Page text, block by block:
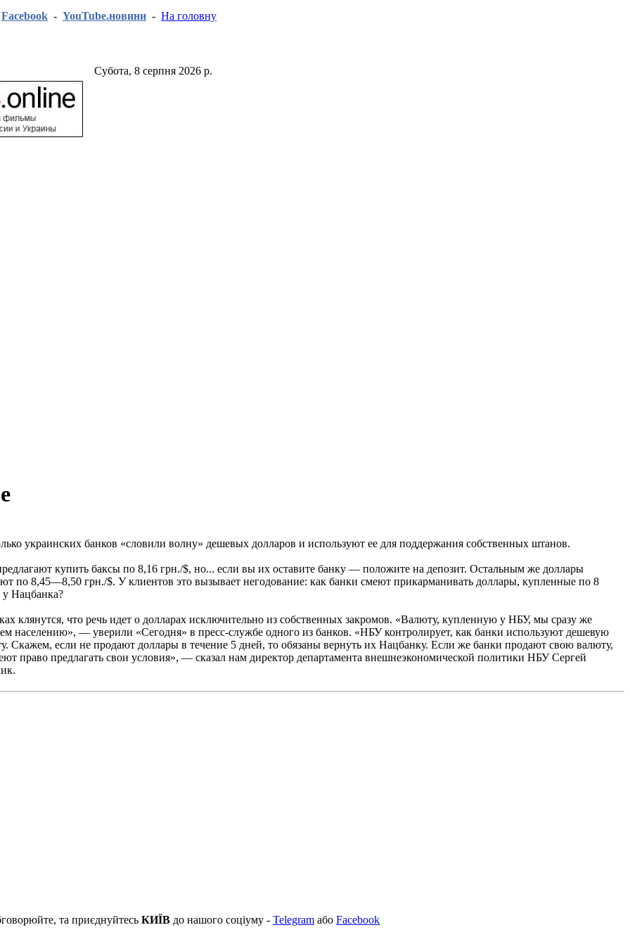
Facebook - YouTube.новини - На головну
Субота, 8 серпня 2026 р.
украинских банков «словили волну» дешевых долларов и используют ее для поддержания собственных штанов.
купить баксы по 8,16 грн./$, но... если вы их оставите банку — положите на депозит. Остальным же доллары
по 8,45—8,50 грн./$. У клиентов это вызывает негодование: как банки смеют прикарманивать доллары, купленные по 8
у Нацбанка?
клянутся, что речь идет о долларах исключительно из собственных закромов. «Валюту, купленную у НБУ, мы сразу же
населению», — уверили «Сегодня» в пресс-службе одного из банков. «НБУ контролирует, как банки используют дешевую
Скажем, если не продают доллары в течение 5 дней, то обязаны вернуть их Нацбанку. Если же банки продают свою валюту,
право предлагать свои условия», — сказал нам директор департамента внешнеэкономической политики НБУ Сергей
та приєднуйтесь КИЇВ до нашого соціуму - Telegram або Facebook